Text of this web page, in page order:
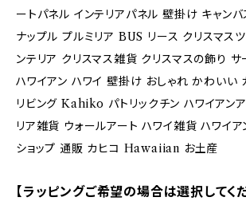
ートパネル インテリアパネル 壁掛け キャン
ナップル プルミリア BUS リース クリスマス
ンテリア クリスマス雑貨 クリスマスの飾り サ
ハワイアン ハワイ 壁掛け おしゃれ かわいい
リビング Kahiko パトリックチン ハワイアン
リア雑貨 ウォールアート ハワイ雑貨 ハワイ
ショップ 通販 カヒコ Hawaiian お土産
【ラッピングご希望の場合は選択してく